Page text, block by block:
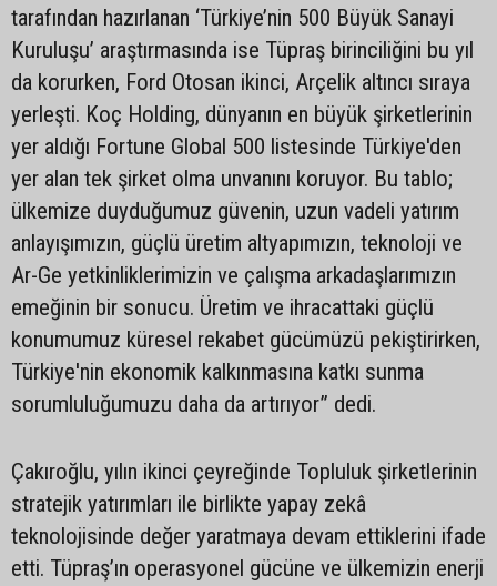
tarafından hazırlanan ‘Türkiye’nin 500 Büyük Sanayi
Kuruluşu’ araştırmasında ise Tüpraş birinciliğini bu yıl
da korurken, Ford Otosan ikinci, Arçelik altıncı sıraya
yerleşti. Koç Holding, dünyanın en büyük şirketlerinin
yer aldığı Fortune Global 500 listesinde Türkiye'den
yer alan tek şirket olma unvanını koruyor. Bu tablo;
ülkemize duyduğumuz güvenin, uzun vadeli yatırım
anlayışımızın, güçlü üretim altyapımızın, teknoloji ve
Ar-Ge yetkinliklerimizin ve çalışma arkadaşlarımızın
emeğinin bir sonucu. Üretim ve ihracattaki güçlü
konumumuz küresel rekabet gücümüzü pekiştirirken,
Türkiye'nin ekonomik kalkınmasına katkı sunma
sorumluluğumuzu daha da artırıyor” dedi.
Çakıroğlu, yılın ikinci çeyreğinde Topluluk şirketlerinin
stratejik yatırımları ile birlikte yapay zekâ
teknolojisinde değer yaratmaya devam ettiklerini ifade
etti. Tüpraş’ın operasyonel gücüne ve ülkemizin enerji